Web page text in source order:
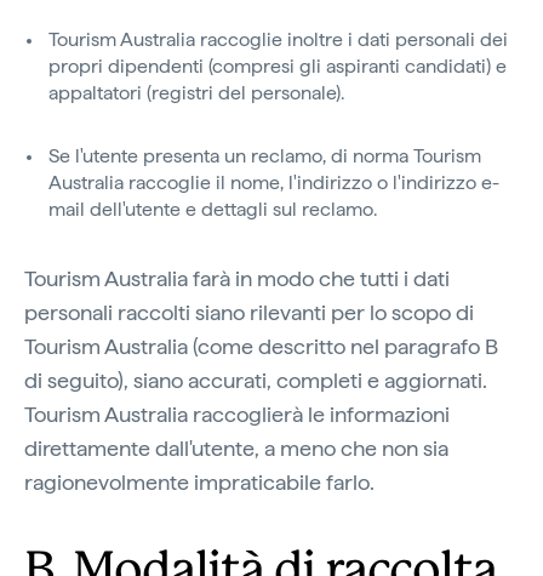
Tourism Australia raccoglie inoltre i dati personali dei
propri dipendenti (compresi gli aspiranti candidati) e
appaltatori (registri del personale).
Se l'utente presenta un reclamo, di norma Tourism
Australia raccoglie il nome, l'indirizzo o l'indirizzo e-
mail dell'utente e dettagli sul reclamo.
Tourism Australia farà in modo che tutti i dati
personali raccolti siano rilevanti per lo scopo di
Tourism Australia (come descritto nel paragrafo B
di seguito), siano accurati, completi e aggiornati.
Tourism Australia raccoglierà le informazioni
direttamente dall'utente, a meno che non sia
ragionevolmente impraticabile farlo.